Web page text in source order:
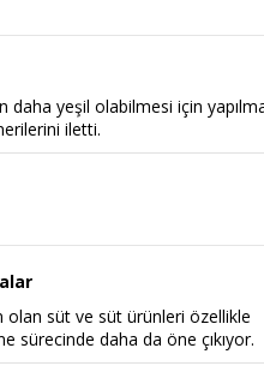
daha yeşil olabilmesi için
iletti.
olan süt ve süt ürünleri özellikle
sürecinde daha da öne çıkıyor.